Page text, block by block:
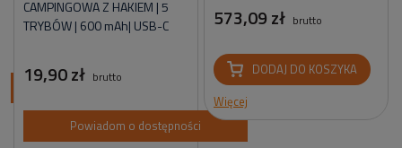
CAMPINGOWA Z HAKIEM | 5
TRYBÓW | 600 mAh| USB-C
19,90 zł brutto
Powiadom o dostępności
573,09 zł brutto
DODAJ DO KOSZYKA
Więcej